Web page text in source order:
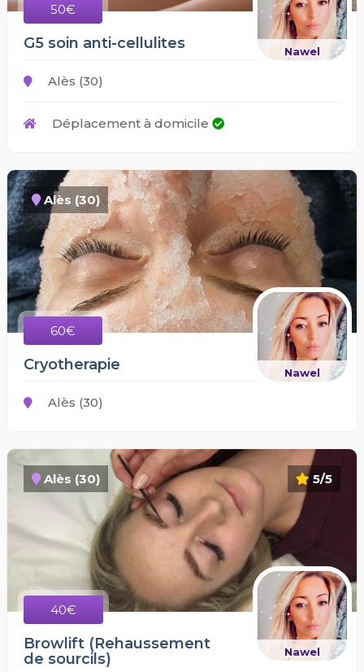
50€
Nawel
G5 soin anti-cellulites
Alès (30)
Déplacement à domicile
Alès (30)
60€
Nawel
Cryotherapie
Alès (30)
5/5
Alès (30)
40€
Nawel
Browlift (Rehaussement
de sourcils)